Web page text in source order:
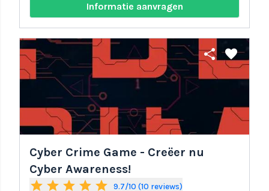
Informatie aanvragen
share favorite
Cyber Crime Game - Creëer nu
Cyber Awareness!
star star star star star 9.7/10 (10 reviews)